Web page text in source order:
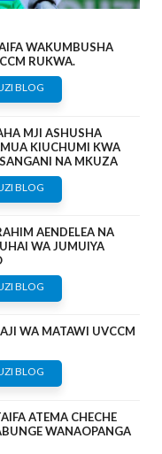
WAKUMBUSHA
RUKWA.
BLOG
MJI ASHUSHA
KIUCHUMI KWA
NA MKUZA
BLOG
AENDELEA NA
WA JUMUIYA
BLOG
WA MATAWI UVCCM
BLOG
ATEMA CHECHE
WANAOPANGA